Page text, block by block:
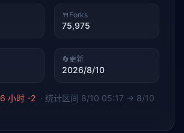
🍴 Forks
75,975
🔄更新
2026/8/10
6 小时 -2 · 统计区间 8/10 05:17 → 8/10